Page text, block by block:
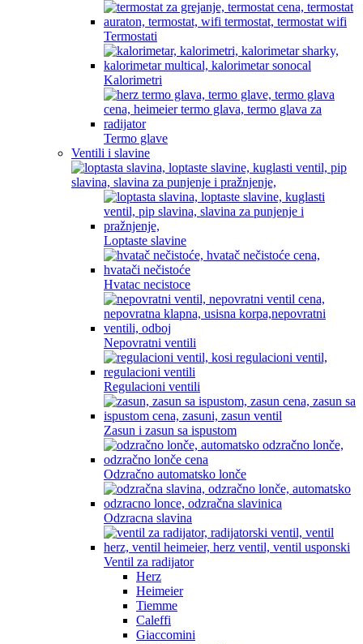
Termostati
Kalorimetri
Termo glave
Ventili i slavine
Loptaste slavine
Hvatac necistoce
Nepovratni ventili
Regulacioni ventili
Zasun i zasun sa ispustom
Odzračno automatsko lonče
Odzracna slavina
Ventil za radijator
Herz
Heimeier
Tiemme
Caleffi
Giaccomini